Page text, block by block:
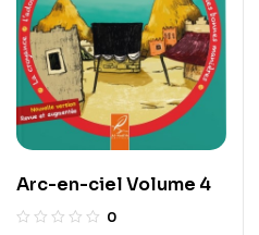
Arc-en-ciel Volume 4
0